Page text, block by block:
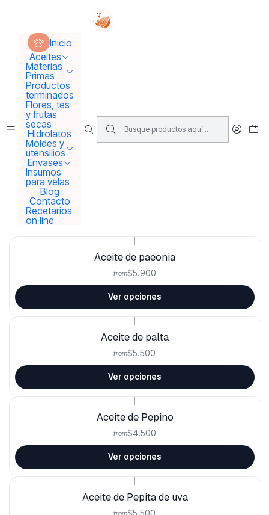
Inicio
Aceites
Materias
Primas
Productos
terminados
Flores, tes
y frutas
secas
Hidrolatos
Moldes y
utensilios
Envases
Insumos
para velas
Blog
Contacto
Recetarios
on line
Tus sueños se concretan aquí !!!
Aceites Vegetales
Revisa nuestra selección de aceites vegetales 100% naturales
Filtros
Aceite de paeonia
from$5.900
Ver opciones
Aceite de palta
from$5.500
Ver opciones
Aceite de Pepino
from$4.500
Ver opciones
Aceite de Pepita de uva
from$5.500